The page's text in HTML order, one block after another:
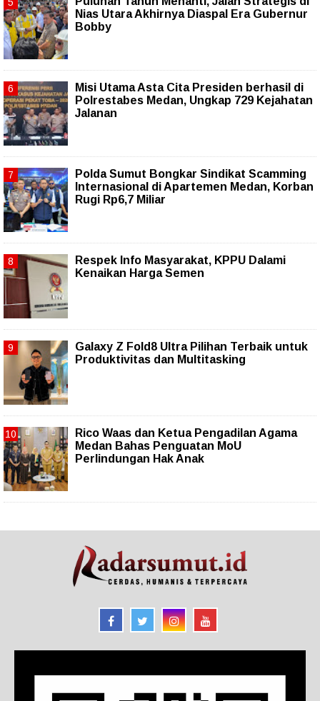
Nias Utara Akhirnya Diaspal Era Gubernur
Bobby
Misi Utama Asta Cita Presiden berhasil di
Polrestabes Medan, Ungkap 729 Kejahatan
Jalanan
Polda Sumut Bongkar Sindikat Scamming
Internasional di Apartemen Medan, Korban
Rugi Rp6,7 Miliar
Respek Info Masyarakat, KPPU Dalami
Kenaikan Harga Semen
Galaxy Z Fold8 Ultra Pilihan Terbaik untuk
Produktivitas dan Multitasking
Rico Waas dan Ketua Pengadilan Agama
Medan Bahas Penguatan MoU
Perlindungan Hak Anak